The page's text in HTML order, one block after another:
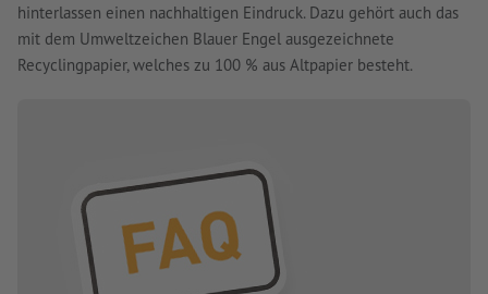
hinterlassen einen nachhaltigen Eindruck. Dazu gehört auch das
mit dem Umweltzeichen Blauer Engel ausgezeichnete
Recyclingpapier, welches zu 100 % aus Altpapier besteht.